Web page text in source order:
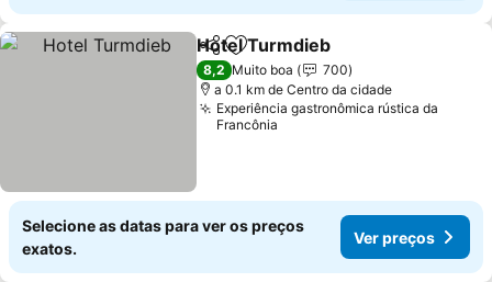
PartilharAdicionar aos favoritos
Hotel Turmdieb
8,2 Muito boa
700
a 0.1 km de Centro da cidade
Experiência gastronômica rústica da
Francônia
Selecione as datas para ver os preços
exatos.
Ver preços